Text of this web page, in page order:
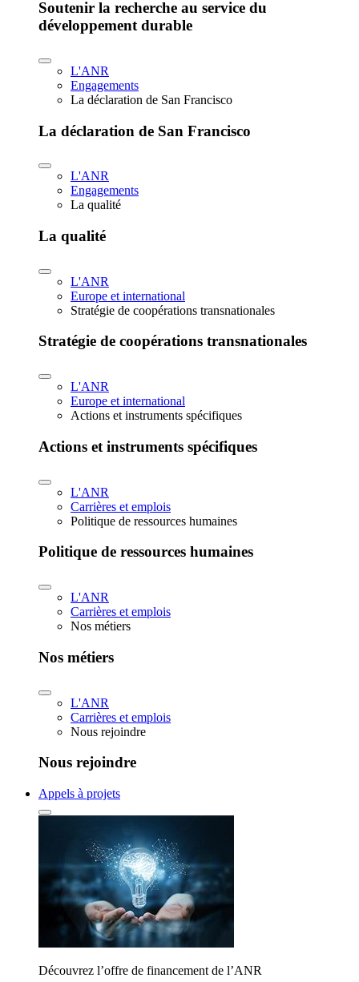
Soutenir la recherche au service du
développement durable
L'ANR
Engagements
La déclaration de San Francisco
La déclaration de San Francisco
L'ANR
Engagements
La qualité
La qualité
L'ANR
Europe et international
Stratégie de coopérations transnationales
Stratégie de coopérations transnationales
L'ANR
Europe et international
Actions et instruments spécifiques
Actions et instruments spécifiques
L'ANR
Carrières et emplois
Politique de ressources humaines
Politique de ressources humaines
L'ANR
Carrières et emplois
Nos métiers
Nos métiers
L'ANR
Carrières et emplois
Nous rejoindre
Nous rejoindre
Appels à projets
Découvrez l’offre de financement de l’ANR